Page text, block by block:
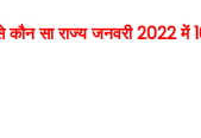
कौन सा राज्य जनवरी 2022